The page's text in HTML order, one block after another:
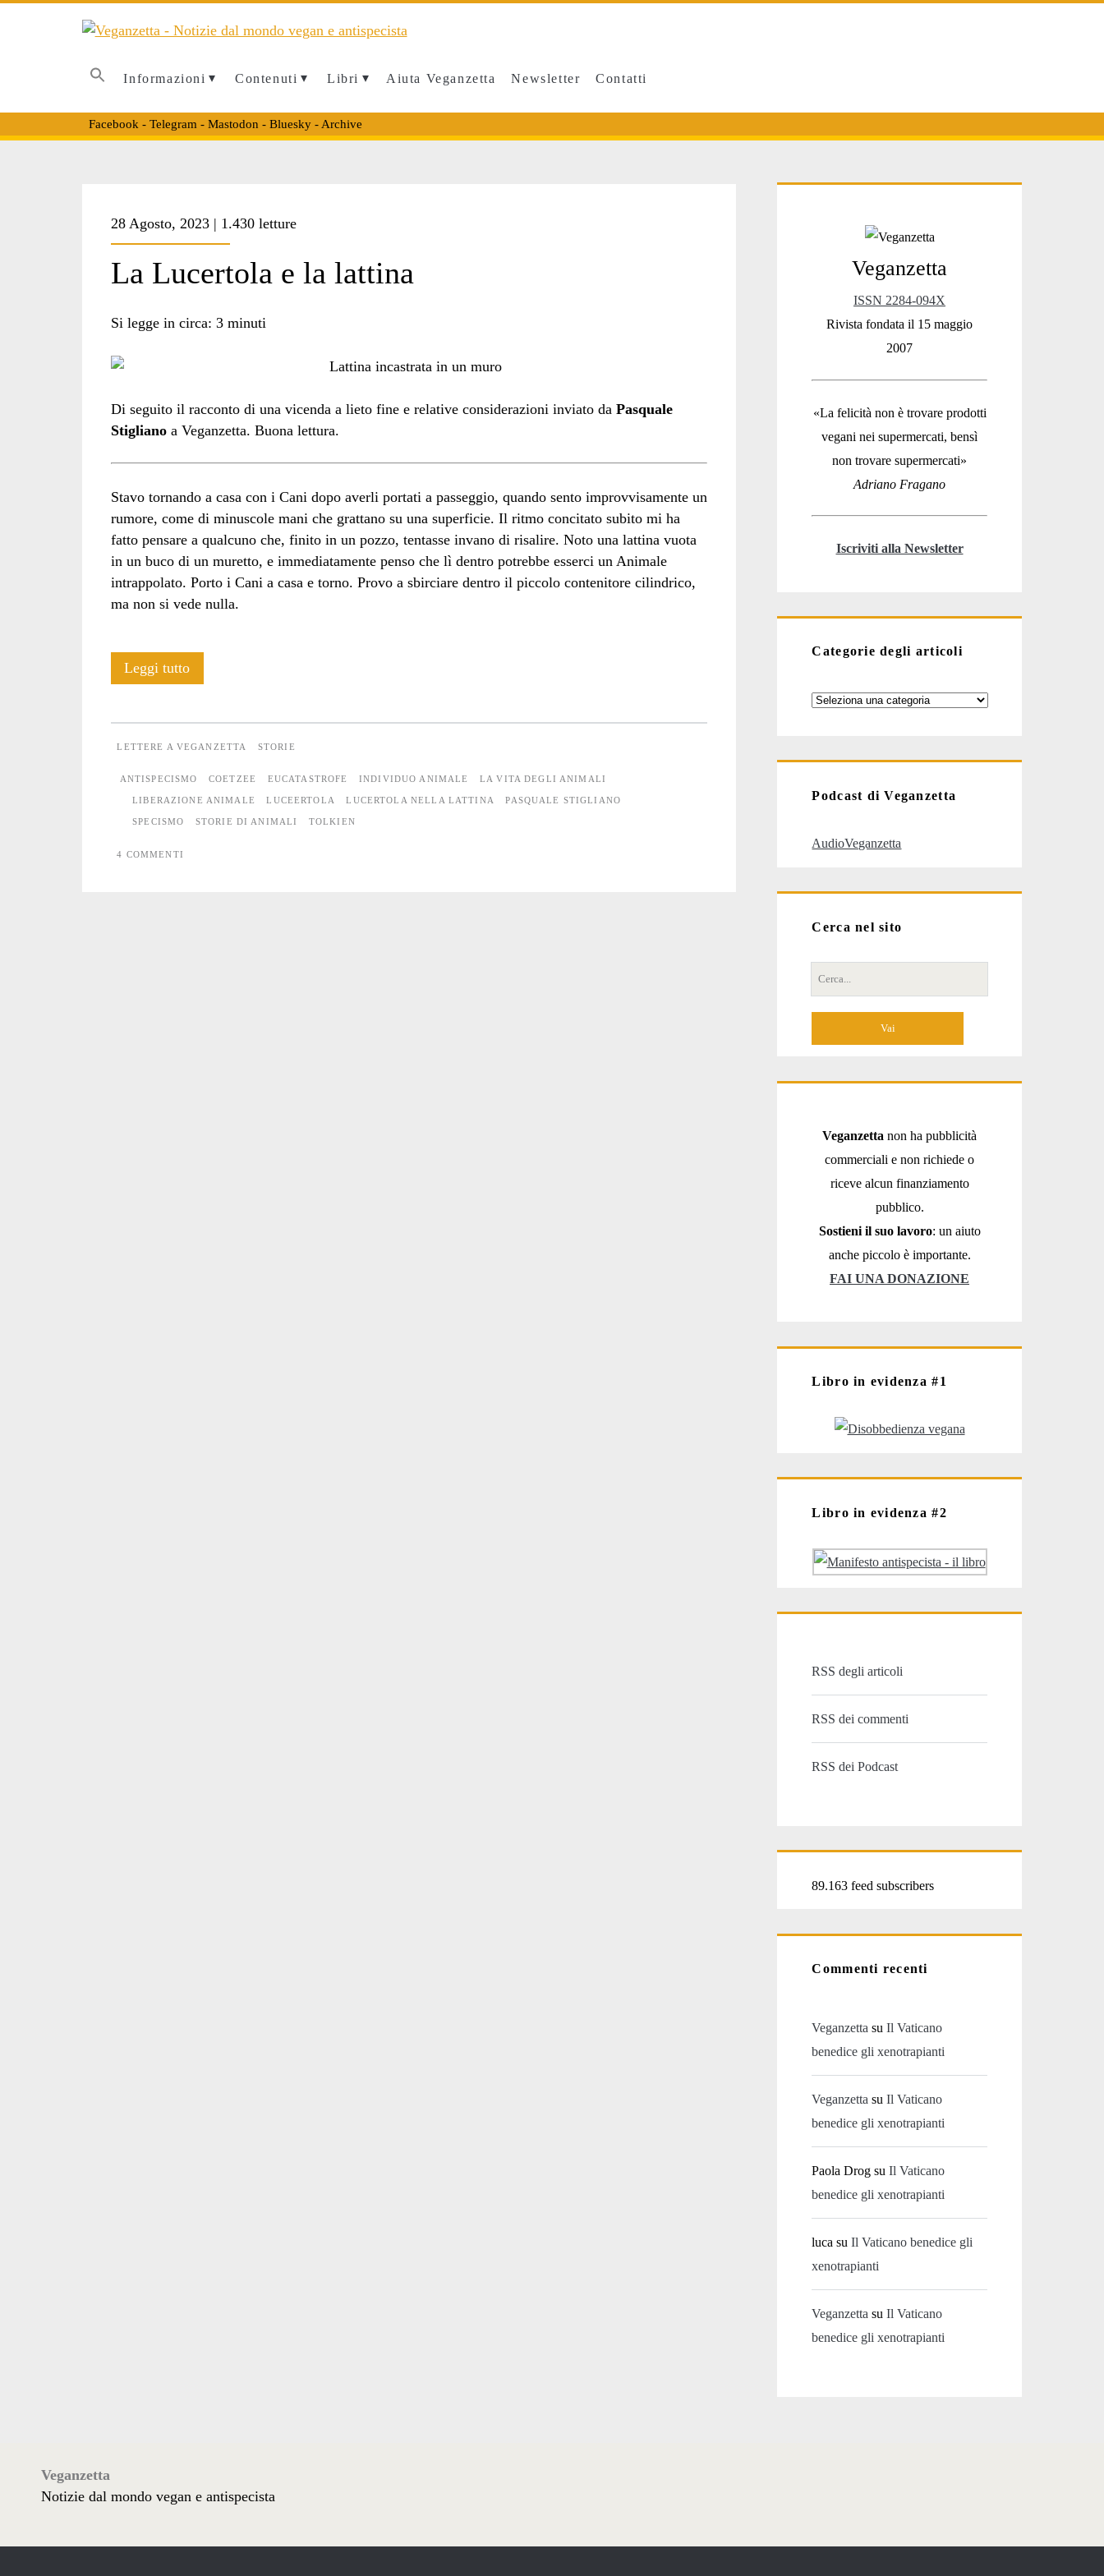
Informazioni Contenuti Libri Aiuta Veganzetta Newsletter Contatti
Facebook - Telegram - Mastodon - Bluesky- Archive
<span>Tolkien</span>
28 Agosto, 2023 | 1.430 letture
La Lucertola e la lattina
Si legge in circa: 3 minuti
Di seguito il racconto di una vicenda a lieto fine e relative considerazioni inviato da Pasquale
Stiglianoa Veganzetta. Buona lettura.
Stavo tornando a casa con i Cani dopo averli portati a passeggio, quando sento improvvisamente un
rumore, come di minuscole mani che grattano su una superficie. Il ritmo concitato subito mi ha
fatto pensare a qualcuno che, finito in un pozzo, tentasse invano di risalire. Noto una lattina vuota
in un buco di un muretto, e immediatamente penso che lì dentro potrebbe esserci un Animale
intrappolato. Porto i Cani a casa e torno. Provo a sbirciare dentro il piccolo contenitore cilindrico,
ma non si vede nulla.
Leggi tuttoLa
lattina
LETTERE A VEGANZETTA STORIE
ANTISPECISMO COETZEE EUCATASTROFE INDIVIDUO ANIMALE LA VITA DEGLI ANIMALI
LIBERAZIONE ANIMALE LUCEERTOLA LUCERTOLA NELLA LATTINA PASQUALE STIGLIANO
SPECISMO STORIE DI ANIMALI TOLKIEN
4 COMMENTI
Primary
Sidebar
Veganzetta
ISSN 2284-094X
Rivista fondata il 15 maggio
2007
«La felicità non è trovare prodotti
vegani nei supermercati, bensì
non trovare supermercati»
Adriano Fragano
Iscriviti alla Newsletter
Categorie degli articoli
Categorie
Podcast di Veganzetta
AudioVeganzetta
Cerca nel sito
Cerca
per:
Veganzetta non ha pubblicità
commerciali e non richiede o
riceve alcun finanziamento
pubblico.
Sostieni il suo lavoro: un aiuto
anche piccolo è importante.
FAI UNA DONAZIONE
Libro in evidenza #1
Libro in evidenza #2
RSS degli articoli
RSS dei commenti
RSS dei Podcast
89.163 feed subscribers
Commenti recenti
Veganzetta suIl Vaticano
benedice gli xenotrapianti
Veganzetta suIl Vaticano
benedice gli xenotrapianti
Paola Drog suIl Vaticano
benedice gli xenotrapianti
luca suIl Vaticano benedice gli
xenotrapianti
Veganzetta suIl Vaticano
benedice gli xenotrapianti
Veganzetta
Notizie dal mondo vegan e antispecista